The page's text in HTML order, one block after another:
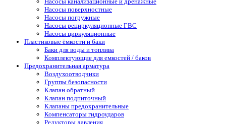
Насосы поверхностные
Насосы погружные
Насосы рециркуляционные ГВС
Насосы циркуляционные
Пластиковые ёмкости и баки
Баки для воды и топлива
Комплектующие для емкостей / баков
Предохранительная арматура
Воздухоотводчики
Группы безопасности
Клапан обратный
Клапан подпиточный
Клапаны предохранительные
Компенсаторы гидроударов
Редукторы давления